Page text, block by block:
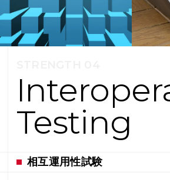
Testing
相互運用性試験